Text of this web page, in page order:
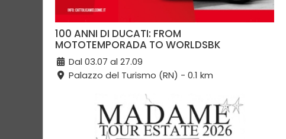
100 ANNI DI DUCATI: FROM
MOTOTEMPORADA TO WORLDSBK
Dal 03.07 al 27.09
Palazzo del Turismo (RN) - 0.1 km